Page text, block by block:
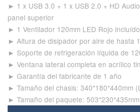
► 1 x USB 3.0 + 1 x USB 2.0 + HD
panel superior
► 1 Ventilador 120mm LED Rojo
► Altura de disipador por aire de hasta
► Soporte de refrigeración líquida de
► Ventana lateral completa en acrílico
► Garantía del fabricante de 1 año
► Tamaño del chasis: 340*180*440mm
► Tamaño del paquete: